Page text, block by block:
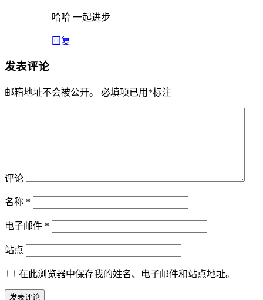
哈哈 一起进步
回复
发表评论
邮箱地址不会被公开。 必填项已用 *标注
评论
名称 *
电子邮件 *
站点
在此浏览器中保存我的姓名、电子邮件和站点地址。